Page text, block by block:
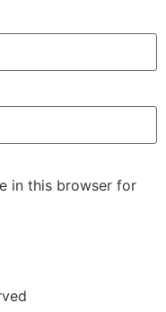
in this browser for